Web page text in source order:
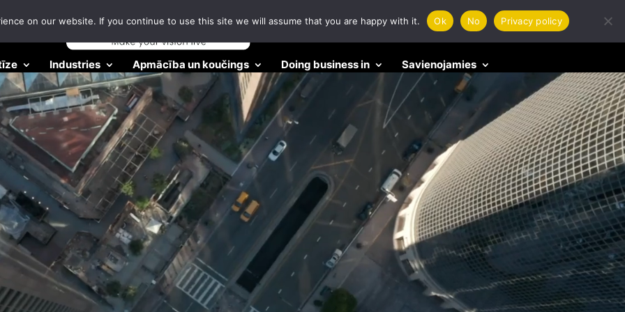
Industries Apmācība un koučings Doing business in Savienojamies
on our website. If you continue to use this site we will assume that you are happy with it. Ok No Privacy policy